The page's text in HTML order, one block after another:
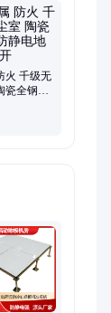
机场弱电
火 千级无
瓷全钢防